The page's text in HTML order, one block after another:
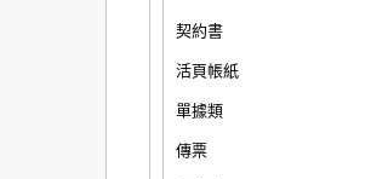
契約書
活頁帳紙
單據類
傳票